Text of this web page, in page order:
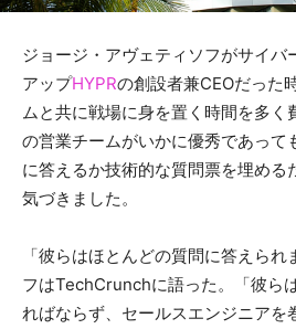
ジョージ・アヴェティソフがサイバ
アップHYPRの創設者兼CEOだった
ムと共に戦場に身を置く時間を多く
の営業チームがいかに優秀であって
に答えるか技術的な質問票を埋める
気づきました。
「彼らはほとんどの質問に答えら
フはTechCrunchに語った。「彼ら
ればならず、セールスエンジニアを